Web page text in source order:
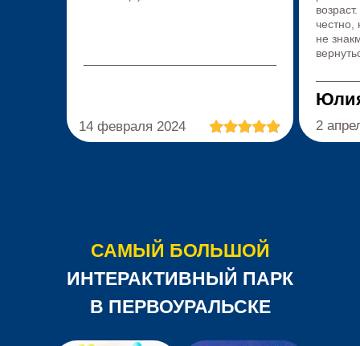
14 февраля 2024 2
честно,
не
САМЫЙ БОЛЬШОЙ
ИНТЕРАКТИВНЫЙ ПАРК
В ПЕРВОУРАЛЬСКЕ